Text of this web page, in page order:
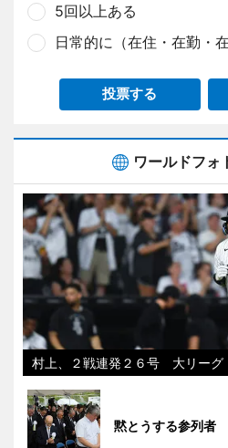
5回以上ある
日常的に（在住・在勤・在
投票する
ワールドフォ
村上、２戦連発２６号 大リーグ
黙とうする参列者